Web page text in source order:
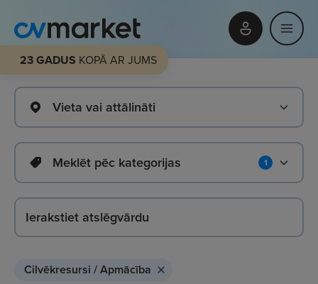
23 GADUS KOPĀ AR JUMS
Vieta vai attālināti
Meklēt pēc kategorijas 1
Cilvēkresursi / Apmācība